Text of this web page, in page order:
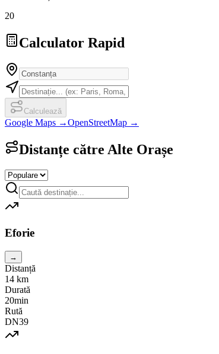
20
Calculator Rapid
Calculează
Google Maps →OpenStreetMap →
Distanțe către Alte Orașe
Eforie
→
Distanță
14 km
Durată
20min
Rută
DN39